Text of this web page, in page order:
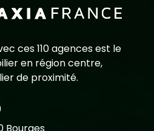
ces 110 agences est le
en région centre,
de proximité.
Bourges